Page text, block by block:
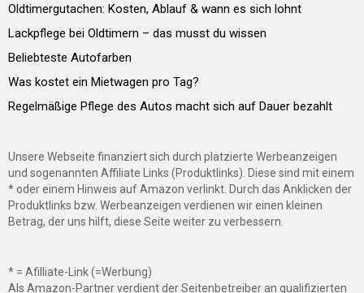
Oldtimergutachen: Kosten, Ablauf & wann es sich lohnt
Lackpflege bei Oldtimern – das musst du wissen
Beliebteste Autofarben
Was kostet ein Mietwagen pro Tag?
Regelmäßige Pflege des Autos macht sich auf Dauer bezahlt
Unsere Webseite finanziert sich durch platzierte Werbeanzeigen
und sogenannten Affiliate Links (Produktlinks). Diese sind mit einem
* oder einem Hinweis auf Amazon verlinkt. Durch das Anklicken der
Produktlinks bzw. Werbeanzeigen verdienen wir einen kleinen
Betrag, der uns hilft, diese Seite weiter zu verbessern.
* = Afilliate-Link (=Werbung)
Als Amazon-Partner verdient der Seitenbetreiber an qualifizierten